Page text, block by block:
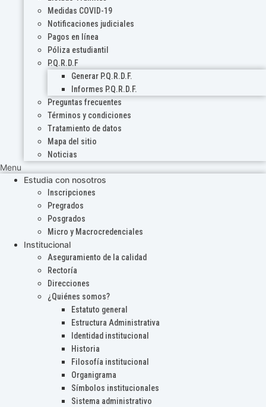
Medidas COVID-19
Notificaciones judiciales
Pagos en línea
Póliza estudiantil
P.Q.R.D.F
Generar P.Q.R.D.F.
Informes P.Q.R.D.F.
Preguntas frecuentes
Términos y condiciones
Tratamiento de datos
Mapa del sitio
Noticias
Menu
Estudia con nosotros
Inscripciones
Pregrados
Posgrados
Micro y Macrocredenciales
Institucional
Aseguramiento de la calidad
Rectoría
Direcciones
¿Quiénes somos?
Estatuto general
Estructura Administrativa
Identidad institucional
Historia
Filosofía institucional
Organigrama
Símbolos institucionales
Sistema administrativo